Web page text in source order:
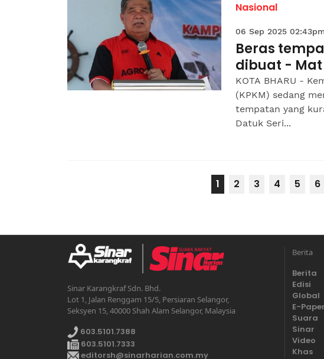
Nasional
06 Sep 2025
Beras
dibuat - Mat
KOTA BHARU -
(KPKM) sedang
tempatan yang
Datuk Seri...
1 2 3 4 5 6
Sinar Karangkraf Sdn. Bhd.
Lot 1, Jalan Renggam 15/5, Persiaran Selangor,
Seksyen 15, 40000 Shah Alam Selangor, Malaysia
603.5101.7388
603.5101.7333
editorsh@sinarharian.com.my
Berita
Berita
Edisi
Global
E-Paper
Suara
Sinar
Video
Khas